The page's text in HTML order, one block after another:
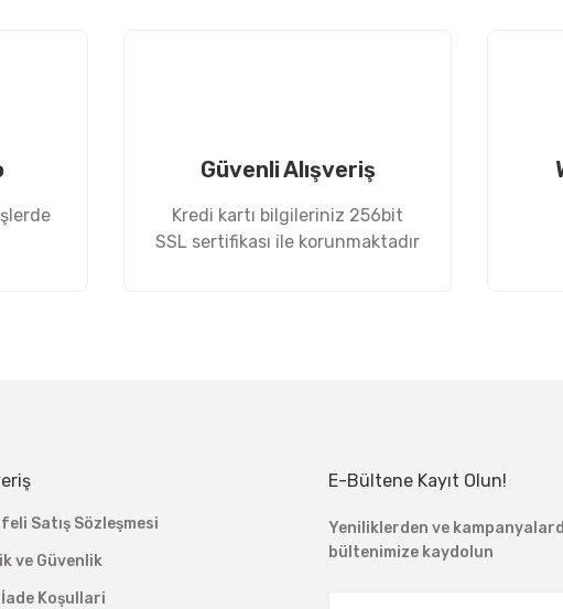
Güvenli Alışveriş
Kredi kartı bilgileriniz 256bit
SSL sertifikası ile korunmaktadır
Satış Sözleşmesi
ve Güvenlik
Koşullari
E-Bültene Kayıt Olun!
Yeniliklerden ve
bültenimize kaydolun